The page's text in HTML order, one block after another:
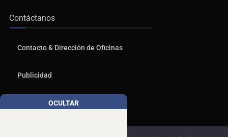
Contáctanos
Contacto & Dirección de Oficinas
Publicidad
Aviso de Privacidad
OCULTAR